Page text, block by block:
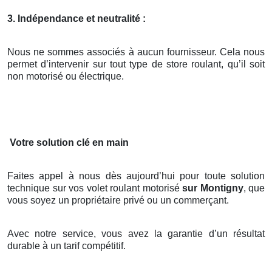
3. Indépendance et neutralité :
Nous ne sommes associés à aucun fournisseur. Cela nous
permet d’intervenir sur tout type de store roulant, qu’il soit
non motorisé ou électrique.
Votre solution clé en main
Faites appel à nous dès aujourd’hui pour toute solution
technique sur vos volet roulant motorisé sur Montigny, que
vous soyez un propriétaire privé ou un commerçant.
Avec notre service, vous avez la garantie d’un résultat
durable à un tarif compétitif.